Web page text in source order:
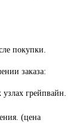
покупки.
заказа:
грейпвайн.
(цена